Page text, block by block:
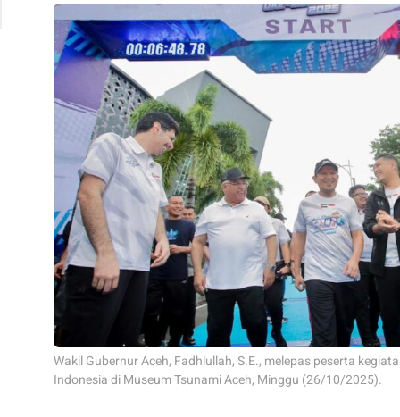
Wakil Gubernur Aceh, Fadhlullah, S.E., melepas peserta
Indonesia di Museum Tsunami Aceh, Minggu (26/10/2025).